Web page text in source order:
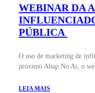
WEBINAR DA
PÚBLICA
O uso de marketing de
próximo Abap No Ar, o
LEIA MAIS